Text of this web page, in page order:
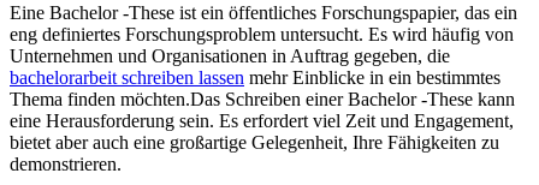
Eine Bachelor -These ist ein öffentliches Forschungspapier, das ein
eng definiertes Forschungsproblem untersucht. Es wird häufig von
Unternehmen und Organisationen in Auftrag gegeben, die
bachelorarbeit schreiben lassen mehr Einblicke in ein bestimmtes
Thema finden möchten.Das Schreiben einer Bachelor -These kann
eine Herausforderung sein. Es erfordert viel Zeit und Engagement,
bietet aber auch eine großartige Gelegenheit, Ihre Fähigkeiten zu
demonstrieren.